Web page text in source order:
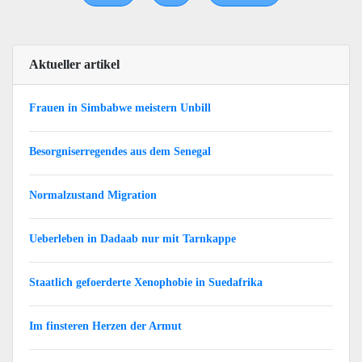
Aktueller artikel
Frauen in Simbabwe meistern Unbill
Besorgniserregendes aus dem Senegal
Normalzustand Migration
Ueberleben in Dadaab nur mit Tarnkappe
Staatlich gefoerderte Xenophobie in Suedafrika
Im finsteren Herzen der Armut